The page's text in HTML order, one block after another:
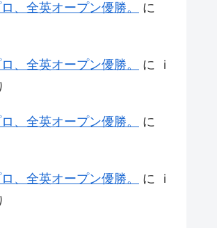
、全英オープン優勝。
に
、全英オープン優勝。 に
ｉ
、全英オープン優勝。
に
、全英オープン優勝。 に
ｉ